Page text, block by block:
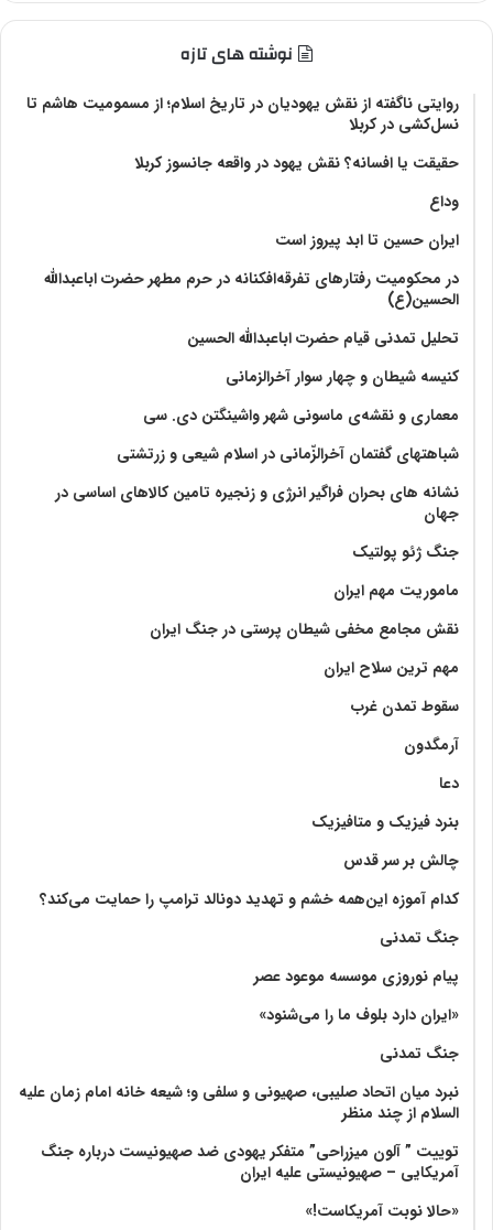
نوشته های تازه
روایتی ناگفته از نقش یهودیان در تاریخ اسلام؛ از مسمومیت هاشم تا
نسل‌کشی در کربلا
حقیقت یا افسانه؟‌ نقش یهود در واقعه جانسوز کربلا
وداع
ایران حسین تا ابد پیروز است
در محکومیت رفتارهای تفرقه‌افکنانه در حرم مطهر حضرت اباعبدالله
الحسین(ع)
تحلیل تمدنی قیام حضرت اباعبدالله الحسین
کنیسه شیطان و چهار سوار آخرالزمانی
معماری و نقشه‌ی ماسونی شهر واشينگتن دی. سی
شباهتهای گفتمان آخر‌الزّمانی در اسلام شیعی و زرتشتی
نشانه های بحران فراگیر انرژی و زنجیره تامین کالاهای اساسی در
جهان
جنگ ژئو پولتیک
ماموریت مهم ایران
نقش مجامع مخفی شیطان پرستی در جنگ ایران
مهم ترین سلاح ایران
سقوط تمدن غرب
آرمگدون
دعا
بنرد فیزیک و متافیزیک
چالش بر سر قدس
کدام آموزه این‌همه خشم و تهدید دونالد ترامپ را حمایت می‌کند؟
جنگ تمدنی
پیام نوروزی موسسه موعود عصر
«ایران دارد بلوف ما را می‌شنود»
جنگ تمدنی
نبرد میان اتحاد صلیبی، صهیونی و سلفی و؛ شیعه خانه امام زمان علیه
السلام از چند منظر
توییت ” آلون میزراحی” متفکر یهودی ضد صهیونیست درباره جنگ
آمریکایی – صهیونیستی علیه ایران
«حالا نوبت آمریکاست!»